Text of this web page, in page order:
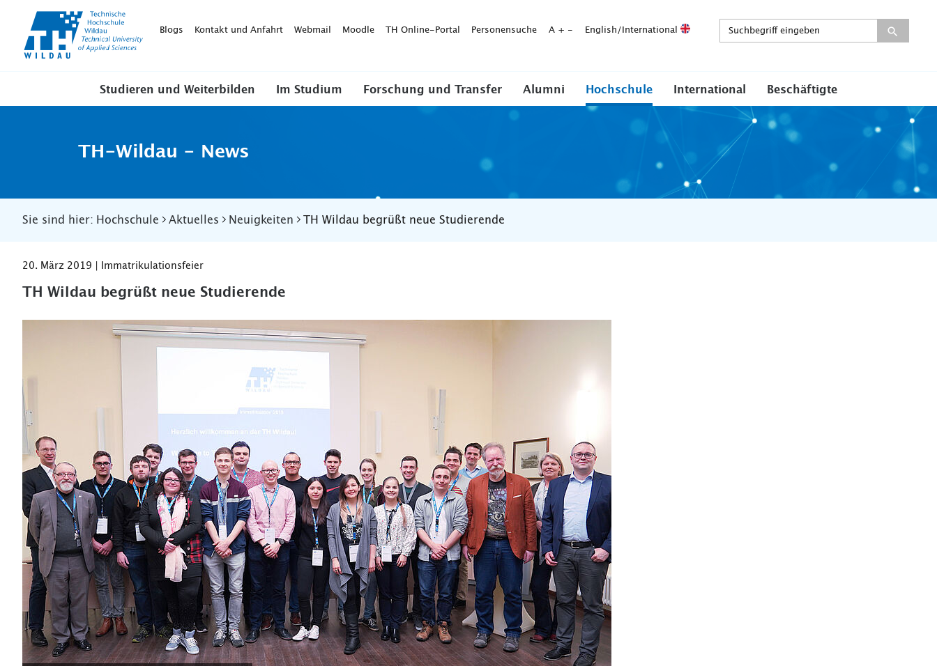
WildauBlogs Kontakt und Anfahrt Webmail Moodle TH Online-Portal Personensuche A + - English/International
Studieren und Weiterbilden Im Studium Forschung und Transfer Alumni Hochschule International Beschäftigte
TH-Wildau - News
Sie sind hier: Hochschule Aktuelles Neuigkeiten TH Wildau begrüßt neue Studierende
20. März 2019 | Immatrikulationsfeier
TH Wildau begrüßt neue Studierende